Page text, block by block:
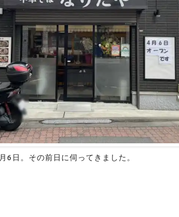
6日。その前日に伺ってきました。